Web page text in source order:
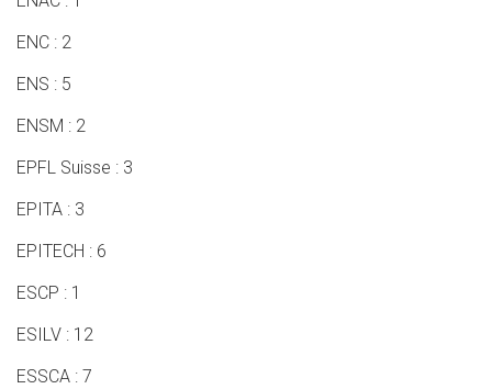
ENC : 2
ENS : 5
ENSM : 2
EPFL Suisse : 3
EPITA : 3
EPITECH : 6
ESCP : 1
ESILV : 12
ESSCA : 7